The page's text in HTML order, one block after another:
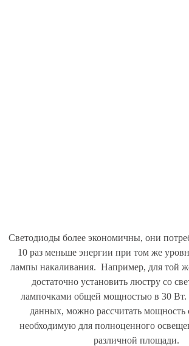
Светодиоды более экономичны, они
10 раз меньше энергии при том же
лампы накаливания. Например, для той
достаточно установить люстру со
лампочками общей мощностью в 30 Вт.
данных, можно рассчитать мощность
необходимую для полноценного
различной площади.